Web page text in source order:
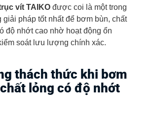
vít TAIKO được coi là một trong
giải pháp tốt nhất để bơm bùn, chất
độ nhớt cao nhờ hoạt động ổn
soát lưu lượng chính xác.
thách thức khi bơm
lỏng có độ nhớt